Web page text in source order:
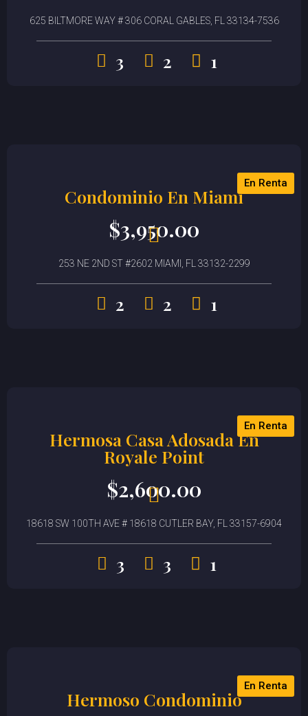
625 BILTMORE WAY # 306 CORAL GABLES, FL 33134-7536
3 2 1
En Renta
Condominio En Miami
$3,950.00
253 NE 2ND ST #2602 MIAMI, FL 33132-2299
2 2 1
En Renta
Hermosa Casa Adosada En
Royale Point
$2,600.00
18618 SW 100TH AVE # 18618 CUTLER BAY, FL 33157-6904
3 3 1
En Renta
Hermoso Condominio